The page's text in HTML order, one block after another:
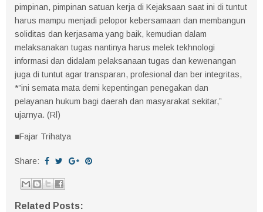
pimpinan, pimpinan satuan kerja di Kejaksaan saat ini di tuntut
harus mampu menjadi pelopor kebersamaan dan membangun
soliditas dan kerjasama yang baik, kemudian dalam
melaksanakan tugas nantinya harus melek tekhnologi
informasi dan didalam pelaksanaan tugas dan kewenangan
juga di tuntut agar transparan, profesional dan ber integritas,
*”ini semata mata demi kepentingan penegakan dan
pelayanan hukum bagi daerah dan masyarakat sekitar,”
ujarnya. (Rl)
■Fajar Trihatya
Share:
Related Posts: